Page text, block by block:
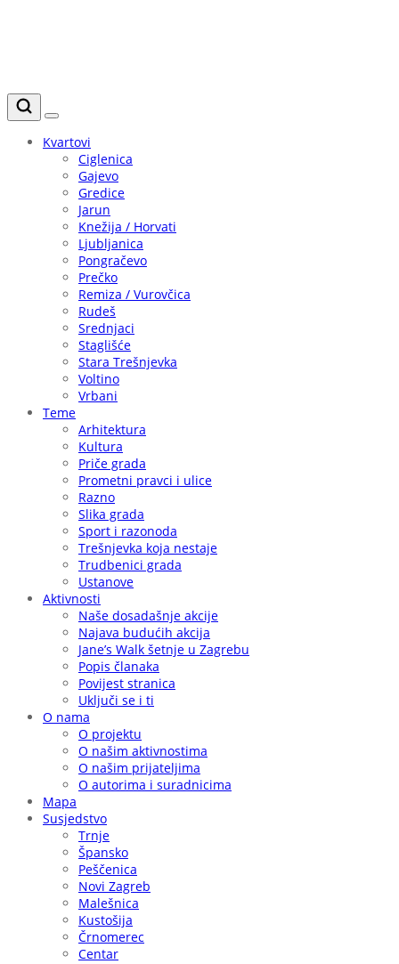
Kvartovi
Ciglenica
Gajevo
Gredice
Jarun
Knežija / Horvati
Ljubljanica
Pongračevo
Prečko
Remiza / Vurovčica
Rudeš
Srednjaci
Staglišće
Stara Trešnjevka
Voltino
Vrbani
Teme
Arhitektura
Kultura
Priče grada
Prometni pravci i ulice
Razno
Slika grada
Sport i razonoda
Trešnjevka koja nestaje
Trudbenici grada
Ustanove
Aktivnosti
Naše dosadašnje akcije
Najava budućih akcija
Jane’s Walk šetnje u Zagrebu
Popis članaka
Povijest stranica
Uključi se i ti
O nama
O projektu
O našim aktivnostima
O našim prijateljima
O autorima i suradnicima
Mapa
Susjedstvo
Trnje
Špansko
Peščenica
Novi Zagreb
Malešnica
Kustošija
Črnomerec
Centar